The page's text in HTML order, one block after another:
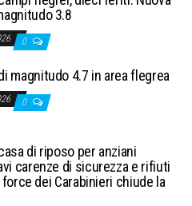
3.8
0
magnitudo 4.7 in area flegrea
0
di riposo per anziani
carenze di sicurezza e rifiuti
dei Carabinieri chiude la